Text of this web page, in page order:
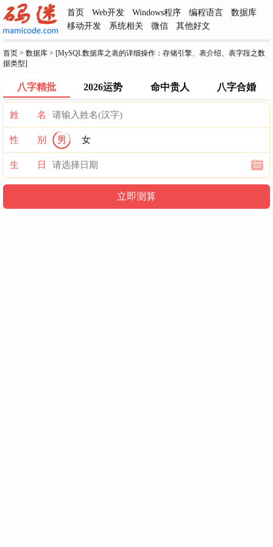
首页 Web开发 Windows程序 编程语言
数据库
移动开发
系统相关 微信 其他好文
首页 > 数据库 > [MySQL数据库之表的详细操作：存储引擎、表介绍、表字段之数
据类型]
八字精批 2026运势 命中贵人 八字合婚
姓 名
性 别 男 女
生 日